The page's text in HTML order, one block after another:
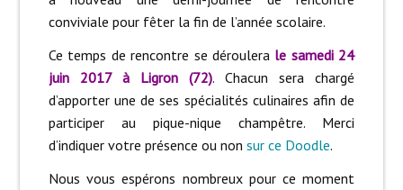
conviviale pour fêter la fin de l’année scolaire.
Ce temps de rencontre se déroulera le samedi 24
juin 2017 à Ligron (72). Chacun sera chargé
d’apporter une de ses spécialités culinaires afin de
participer au pique-nique champêtre. Merci
d’indiquer votre présence ou non sur ce Doodle.
Nous vous espérons nombreux pour ce moment